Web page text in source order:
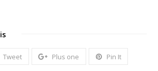
Tweet Plus one Pin It